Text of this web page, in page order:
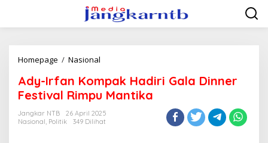
konten
Homepage / Nasional
Kompak
Hadiri
Gala
Dinner
Festival
Ady-Irfan Kompak Hadiri Gala Dinner
Festival Rimpu Mantika
Jangkar NTB
26 April 2025
Nasional, Politik 349 Dilihat